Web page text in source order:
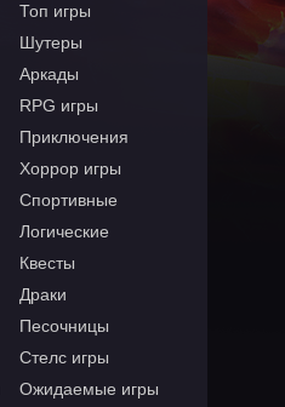
Топ игры
Шутеры
Аркады
RPG игры
Приключения
Хоррор игры
Спортивные
Логические
Квесты
Драки
Песочницы
Стелс игры
Ожидаемые игры